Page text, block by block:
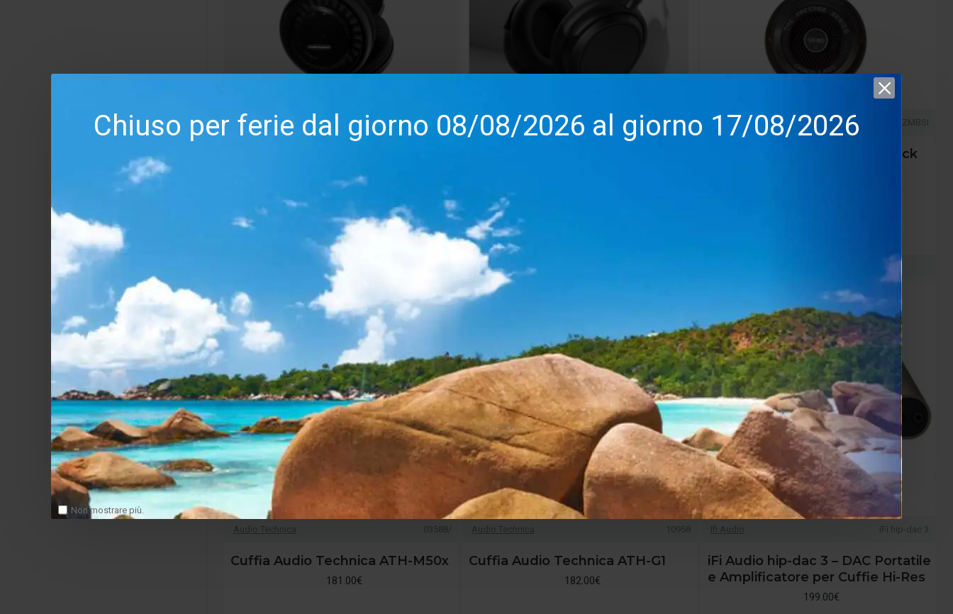
Chiuso per ferie dal giorno 08/08/2026 al giorno 17/08/2026
Non mostrare più.
Audio Technica 10600
162.00€
Confronta
ACQUISTA
Sennheiser ACCENTUMPLUS Grado LZMBSI
Grado SR80 – Cuffie Open-Back
Audio Technica 03588/
Cuffia Audio Technica ATH-M50x
181.00€
Audio Technica 10958
Cuffia Audio Technica ATH-G1
182.00€
Ifi Audio iFi hip-dac 3
iFi Audio hip-dac 3 – DAC Portatile
e Amplificatore per Cuffie Hi-Res
199.00€